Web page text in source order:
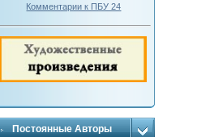
Комментарии к ПБУ 24
Постоянные Авторы